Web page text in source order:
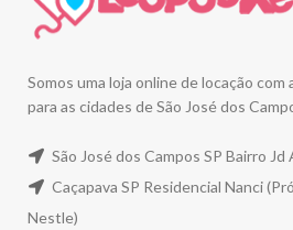
Somos uma loja online de locação
para as cidades de São José dos
São José dos Campos SP Bairro Jd
Caçapava SP Residencial Nanci
Nestle)